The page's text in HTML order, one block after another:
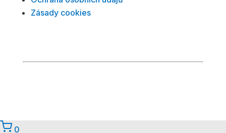
Zásady cookies
0